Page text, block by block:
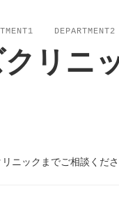
DEPARTMENT2
リニ
ニックまでご相談くださ